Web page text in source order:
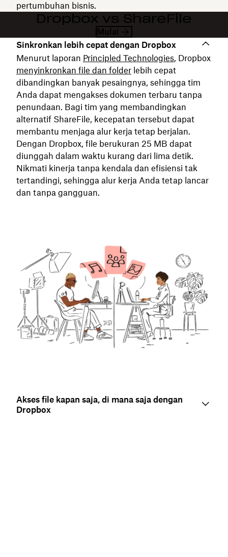
pertumbuhan bisnis.
Dropbox vs ShareFile
Mulai
Sinkronkan lebih cepat dengan Dropbox
Menurut laporan Principled Technologies, Dropbox
menyinkronkan file dan folder lebih cepat
dibandingkan banyak pesaingnya, sehingga tim
Anda dapat mengakses dokumen terbaru tanpa
penundaan. Bagi tim yang membandingkan
alternatif ShareFile, kecepatan tersebut dapat
membantu menjaga alur kerja tetap berjalan.
Dengan Dropbox, file berukuran 25 MB dapat
diunggah dalam waktu kurang dari lima detik.
Nikmati kinerja tanpa kendala dan efisiensi tak
tertandingi, sehingga alur kerja Anda tetap lancar
dan tanpa gangguan.
Akses file kapan saja, di mana saja dengan
Dropbox